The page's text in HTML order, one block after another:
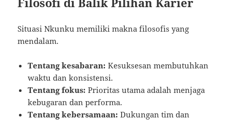
Situasi Nkunku memiliki makna filosofis yang
mendalam.
Tentang kesabaran: Kesuksesan membutuhkan
waktu dan konsistensi.
Tentang fokus: Prioritas utama adalah menjaga
kebugaran dan performa.
Tentang kebersamaan: Dukungan tim dan